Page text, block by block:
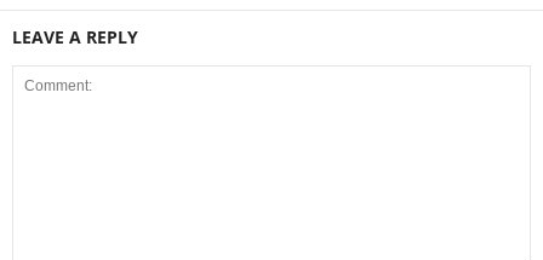
LEAVE A REPLY